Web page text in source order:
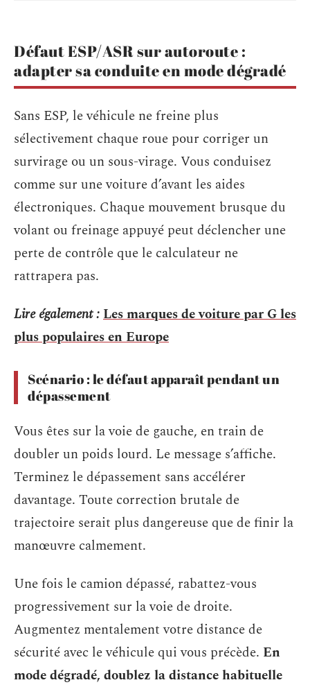
Défaut ESP/ASR sur autoroute :
adapter sa conduite en mode dégradé
Sans ESP, le véhicule ne freine plus
sélectivement chaque roue pour corriger un
survirage ou un sous-virage. Vous conduisez
comme sur une voiture d’avant les aides
électroniques. Chaque mouvement brusque du
volant ou freinage appuyé peut déclencher une
perte de contrôle que le calculateur ne
rattrapera pas.
Lire également :Les marques de voiture par G les
plus populaires en Europe
Scénario : le défaut apparaît pendant un
dépassement
Vous êtes sur la voie de gauche, en train de
doubler un poids lourd. Le message s’affiche.
Terminez le dépassement sans accélérer
davantage. Toute correction brutale de
trajectoire serait plus dangereuse que de finir la
manœuvre calmement.
Une fois le camion dépassé, rabattez-vous
progressivement sur la voie de droite.
Augmentez mentalement votre distance de
sécurité avec le véhicule qui vous précède. En
mode dégradé, doublez la distance habituelle